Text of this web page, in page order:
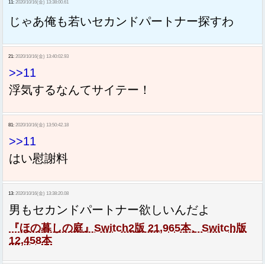
11: 2020/10/16(金) 13:38:00.61
じゃあ俺も若いセカンドパートナー探すわ
21: 2020/10/16(金) 13:40:02.93
>>11
浮気するなんてサイテー！
81: 2020/10/16(金) 13:50:42.18
>>11
はい慰謝料
13: 2020/10/16(金) 13:38:20.08
男もセカンドパートナー欲しいんだよ
『ほの暮しの庭』Switch2版 21,965本、Switch版
12,458本